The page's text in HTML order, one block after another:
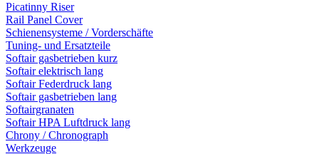
Picatinny Riser
Rail Panel Cover
Schienensysteme / Vorderschäfte
Tuning- und Ersatzteile
Softair gasbetrieben kurz
Softair elektrisch lang
Softair Federdruck lang
Softair gasbetrieben lang
Softairgranaten
Softair HPA Luftdruck lang
Chrony / Chronograph
Werkzeuge